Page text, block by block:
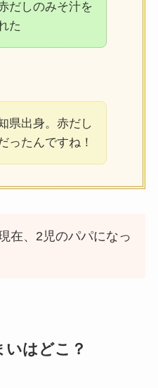
だしのみそ汁を
た
県出身。赤だし
ったんですね！
在、2児のパパになっ
いはどこ？